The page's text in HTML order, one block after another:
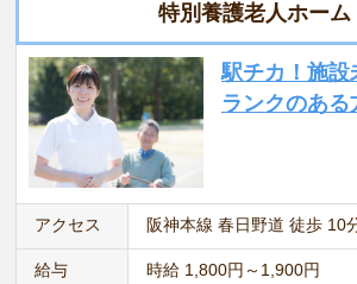
特別養護老人ホーム
駅チカ！施設
ランクのある
アクセス 阪神本線 春日野道 徒歩 10
給与 時給 1,800円～1,900円